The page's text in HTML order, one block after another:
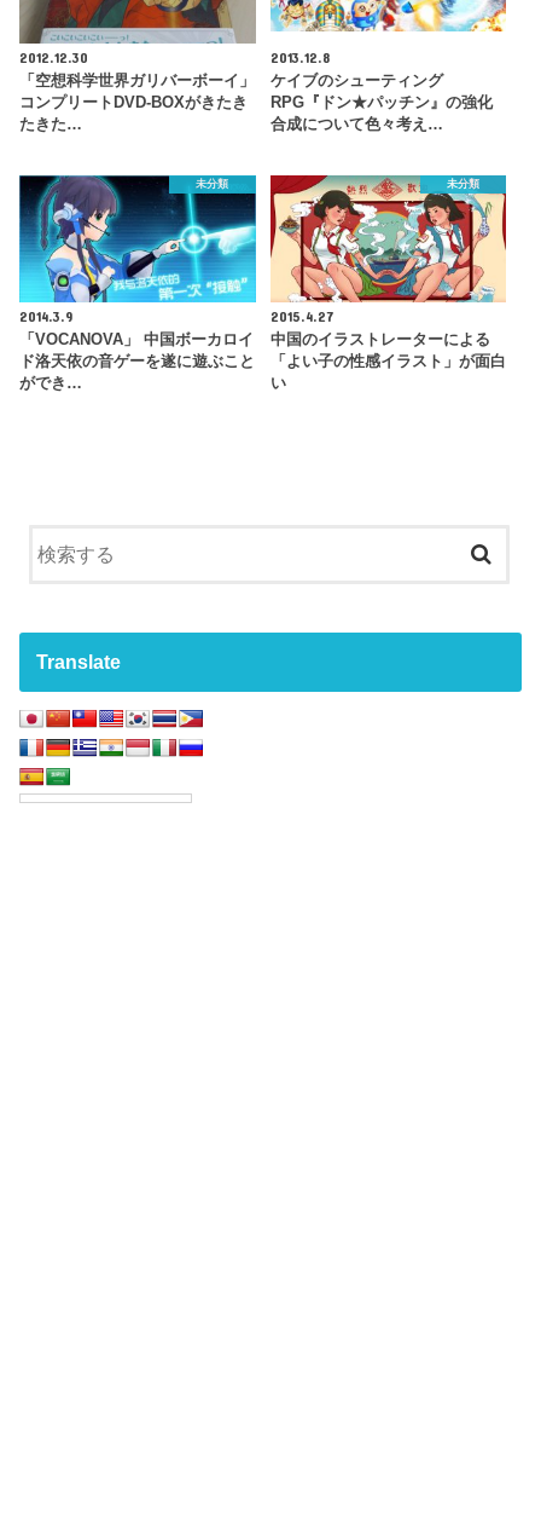
2012.12.30
「空想科学世界ガリバーボーイ」
コンプリートDVD-BOXがきたき
たきた…
2013.12.8
ケイブのシューティング
RPG『ドン★パッチン』の強化
合成について色々考え…
未分類
2014.3.9
「VOCANOVA」 中国ボーカロイ
ド洛天依の音ゲーを遂に遊ぶこと
ができ…
未分類
2015.4.27
中国のイラストレーターによる
「よい子の性感イラスト」が面白
い
Translate